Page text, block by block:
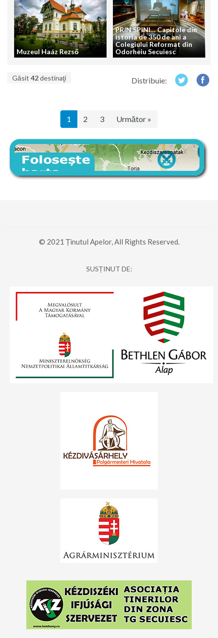
Muzeul Haáz Rezső
PRIN SPINI… Capitole din
istoria de 350 de ani a
Colegiului Reformat din
Odorheiu Secuiesc
Găsit 42destinaţi Distribuie:
1 2 3 Următor »
© 2021 Ținutul Apelor, All Rights Reserved.
SUSȚINUT DE: